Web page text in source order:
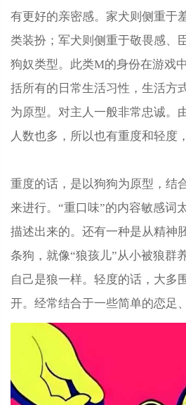
有更好的亲密感。家犬则侧重于
类装扮；军犬则侧重于敬畏感、
狗奴类型。此类M的身份在游戏
括所有的日常生活习性，生活方
为原型。对主人一般非常忠诚。
人数也多，所以也有重度和轻度
重度的话，是以狗狗为原型，结
来进行。“重口味”的内容敏感词
描述出来的。还有一种是从精神
条狗，就像“狼孩儿”从小被狼群
自己是狼一样。轻度的话，大多
开。经常结合于一些简单的恋足